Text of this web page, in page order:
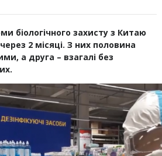
біологічного захисту з Китаю
2 місяці. З них половина
а друга – взагалі без